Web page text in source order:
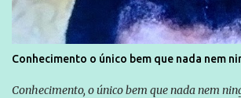
Conhecimento o único bem que nada nem
Conhecimento, o único bem que nada nem